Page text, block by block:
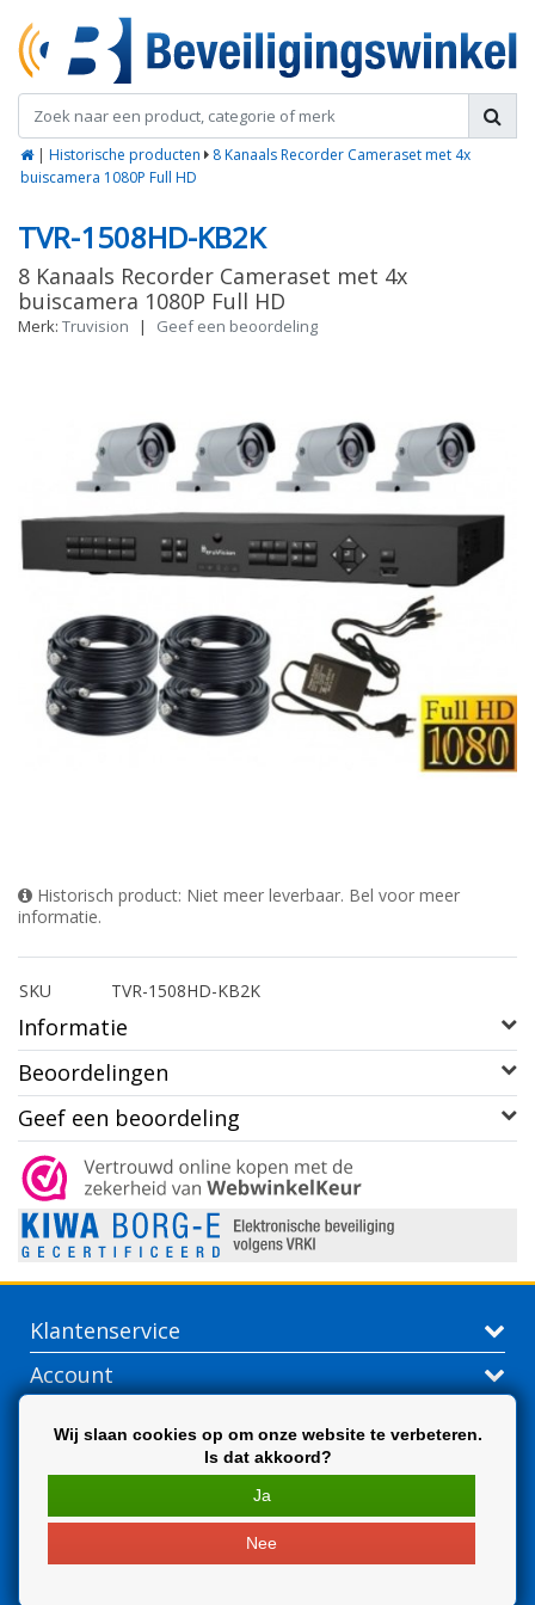
| Historische producten
8 Kanaals Recorder Cameraset met 4x
buiscamera 1080P Full HD
TVR-1508HD-KB2K
8 Kanaals Recorder Cameraset met 4x
buiscamera 1080P Full HD
Merk: Truvision | Geef een beoordeling
Historisch product: Niet meer leverbaar. Bel voor meer
informatie.
SKU TVR-1508HD-KB2K
Informatie
Beoordelingen
Geef een beoordeling
Klantenservice
Account
Wij slaan cookies op om onze website te verbeteren.
Is dat akkoord?
Ja
Nee